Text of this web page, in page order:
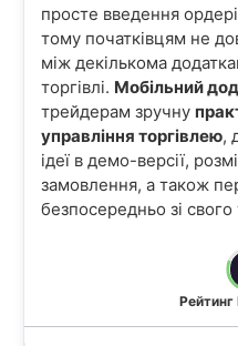
просте введення
тому початківцям не
між декількома
торгівлі. Мобільний
трейдерам зручну
управління торгівлею,
ідеї в демо-версії,
замовлення, а також
безпосередньо зі
Рейтинг